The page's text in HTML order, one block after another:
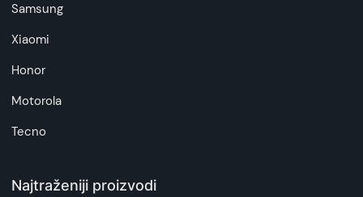
Samsung
Xiaomi
Honor
Motorola
Tecno
Najtraženiji proizvodi